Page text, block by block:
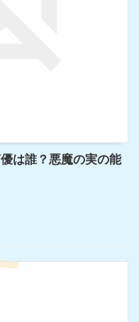
は誰？悪魔の実の能